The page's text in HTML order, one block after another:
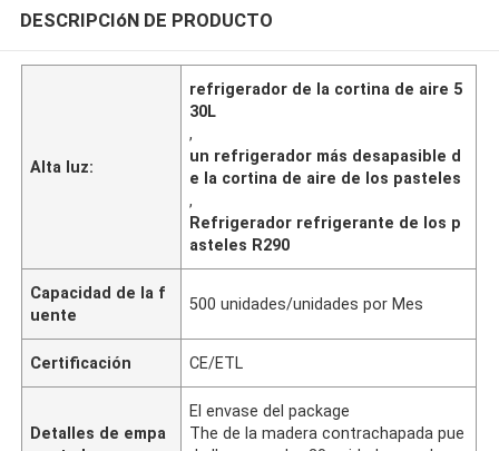
DESCRIPCIóN DE PRODUCTO
Alta luz:
refrigerador de la cortina de aire 5
30L
,
un refrigerador más desapasible d
e la cortina de aire de los pasteles
,
Refrigerador refrigerante de los p
asteles R290
Capacidad de la f
uente
500 unidades/unidades por Mes
Certificación CE/ETL
Detalles de empa
El envase del package
The de la madera contrachapada pue